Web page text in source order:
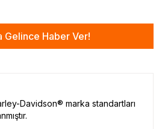
Gelince Haber Ver!
Davidson® marka standartları